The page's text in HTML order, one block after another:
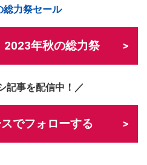
力祭セール
年秋の総力祭
記事を配信中！／
でフォローする